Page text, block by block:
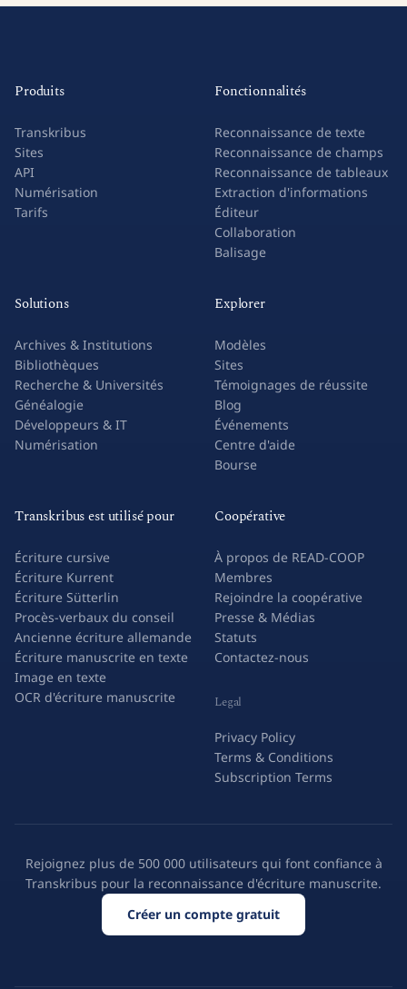
Produits
Transkribus
Sites
API
Numérisation
Tarifs
Fonctionnalités
Reconnaissance de texte
Reconnaissance de champs
Reconnaissance de tableaux
Extraction d'informations
Éditeur
Collaboration
Balisage
Solutions
Archives & Institutions
Bibliothèques
Recherche & Universités
Généalogie
Développeurs & IT
Numérisation
Explorer
Modèles
Sites
Témoignages de réussite
Blog
Événements
Centre d'aide
Bourse
Transkribus est utilisé pour
Écriture cursive
Écriture Kurrent
Écriture Sütterlin
Procès-verbaux du conseil
Ancienne écriture allemande
Écriture manuscrite en texte
Image en texte
OCR d'écriture manuscrite
Coopérative
À propos de READ-COOP
Membres
Rejoindre la coopérative
Presse & Médias
Statuts
Contactez-nous
Legal
Privacy Policy
Terms & Conditions
Subscription Terms
Rejoignez plus de 500 000 utilisateurs qui font confiance à
Transkribus pour la reconnaissance d'écriture manuscrite.
Créer un compte gratuit